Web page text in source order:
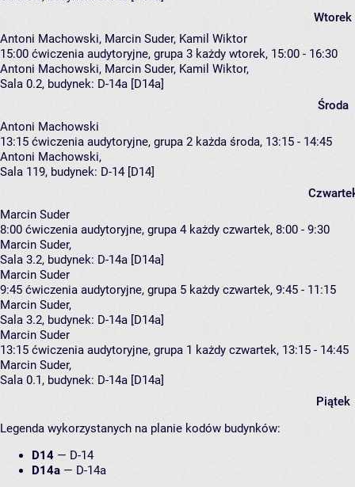
Wtorek
Antoni Machowski, Marcin Suder, Kamil Wiktor
15:00 ćwiczenia audytoryjne, grupa 3 każdy wtorek, 15:00 - 16:30
Antoni Machowski, Marcin Suder, Kamil Wiktor,
Sala 0.2, budynek: D-14a [D14a]
Środa
Antoni Machowski
13:15 ćwiczenia audytoryjne, grupa 2 każda środa, 13:15 - 14:45
Antoni Machowski,
Sala 119, budynek: D-14 [D14]
Marcin Suder
8:00 ćwiczenia audytoryjne, grupa 4 każdy czwartek, 8:00 - 9:30
Marcin Suder,
Sala 3.2, budynek: D-14a [D14a]
Marcin Suder
9:45 ćwiczenia audytoryjne, grupa 5 każdy czwartek, 9:45 - 11:15
Marcin Suder,
Sala 3.2, budynek: D-14a [D14a]
Marcin Suder
13:15 ćwiczenia audytoryjne, grupa 1 każdy czwartek, 13:15 - 14:45
Marcin Suder,
Sala 0.1, budynek: D-14a [D14a]
Piątek
Legenda wykorzystanych na planie kodów budynków:
D14 — D-14
D14a — D-14a